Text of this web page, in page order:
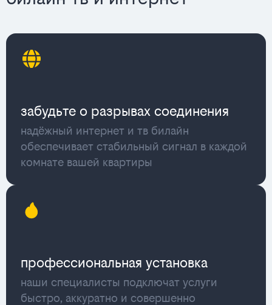
забудьте о разрывах соединения
надёжный интернет и тв билайн
обеспечивает стабильный сигнал в каждой
комнате вашей квартиры
профессиональная установка
наши специалисты подключат услуги
быстро, аккуратно и совершенно